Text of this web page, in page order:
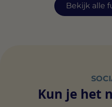
Bekijk alle
Kun je het